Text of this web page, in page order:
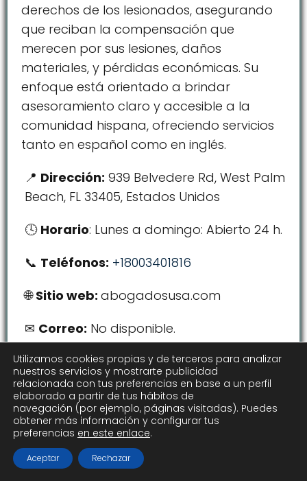
derechos de los lesionados, asegurando
que reciban la compensación que
merecen por sus lesiones, daños
materiales, y pérdidas económicas. Su
enfoque está orientado a brindar
asesoramiento claro y accesible a la
comunidad hispana, ofreciendo servicios
tanto en español como en inglés.
Dirección: 939 Belvedere Rd, West Palm
Beach, FL 33405, Estados Unidos
Horario: Lunes a domingo: Abierto 24 h.
Teléfonos: +18003401816
Sitio web:abogadosusa.com
Correo: No disponible.
Utilizamos cookies propias y de terceros para analizar
nuestros servicios y mostrarte publicidad
relacionada con tus preferencias en base a un perfil
elaborado a partir de tus hábitos de
navegación (por ejemplo, páginas visitadas). Puedes
obtener más información y configurar tus
preferencias en este enlace.
Aceptar Rechazar